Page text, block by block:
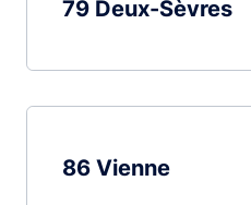
79 Deux-Sèvres
86 Vienne